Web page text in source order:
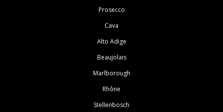
Prosecco
Cava
Alto Adige
Beaujolais
Marlborough
Rhône
Stellenbosch